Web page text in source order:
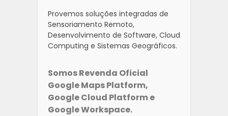
Provemos soluções integradas de
Sensoriamento Remoto,
Desenvolvimento de Software, Cloud
Computing e Sistemas Geográficos.
Somos Revenda Oficial
Google Maps Platform,
Google Cloud Platform e
Google Workspace.